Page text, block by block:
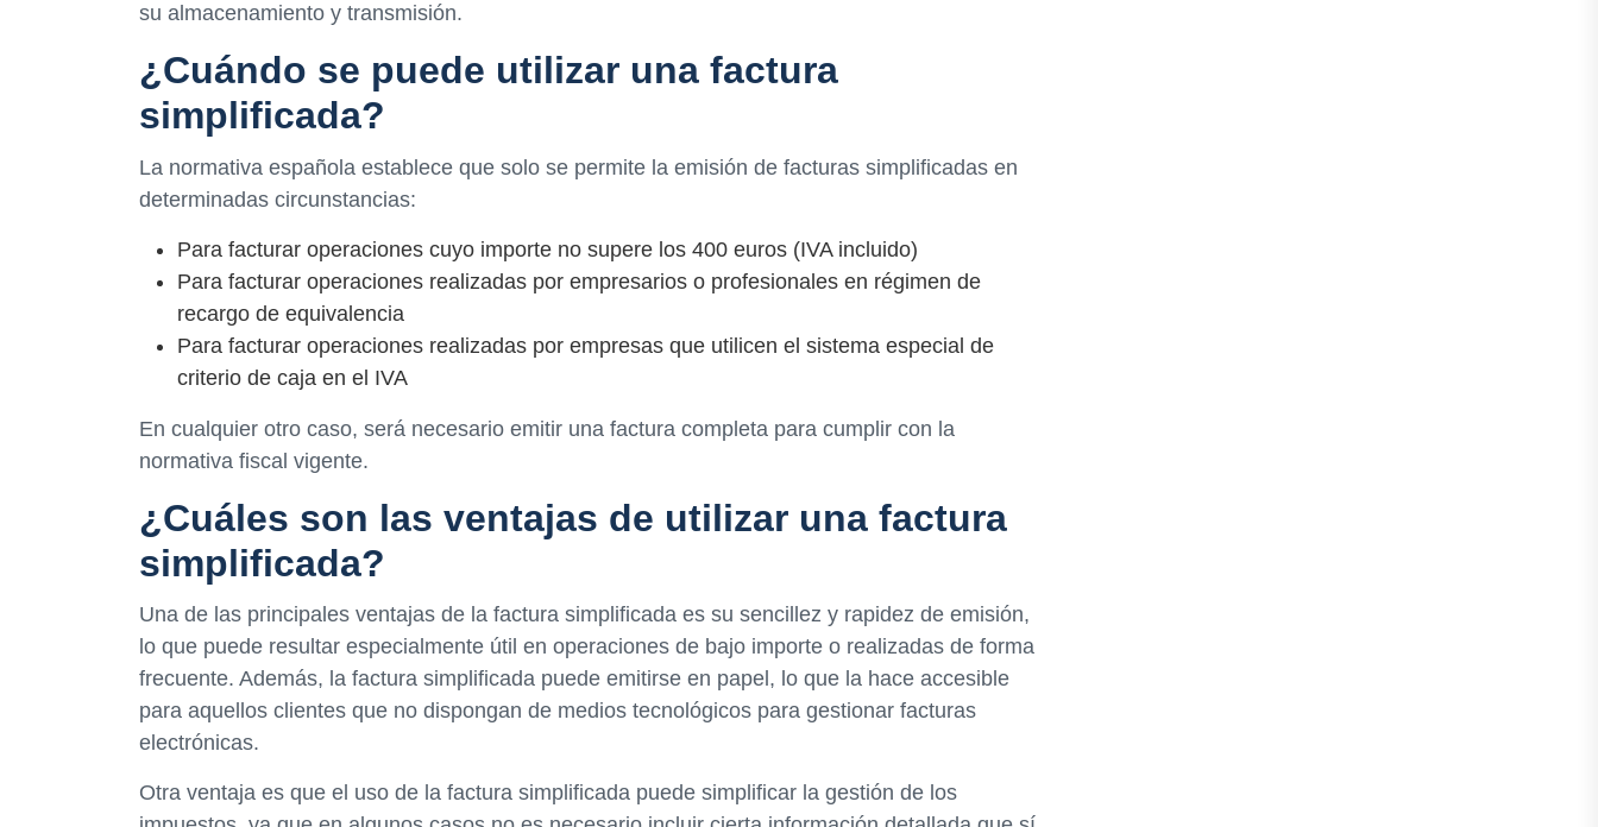
su almacenamiento y transmisión.
¿Cuándo se puede utilizar una factura
simplificada?
La normativa española establece que solo se permite la emisión de facturas simplificadas en
determinadas circunstancias:
Para facturar operaciones cuyo importe no supere los 400 euros (IVA incluido)
Para facturar operaciones realizadas por empresarios o profesionales en régimen de
recargo de equivalencia
Para facturar operaciones realizadas por empresas que utilicen el sistema especial de
criterio de caja en el IVA
En cualquier otro caso, será necesario emitir una factura completa para cumplir con la
normativa fiscal vigente.
¿Cuáles son las ventajas de utilizar una factura
simplificada?
Una de las principales ventajas de la factura simplificada es su sencillez y rapidez de emisión,
lo que puede resultar especialmente útil en operaciones de bajo importe o realizadas de forma
frecuente. Además, la factura simplificada puede emitirse en papel, lo que la hace accesible
para aquellos clientes que no dispongan de medios tecnológicos para gestionar facturas
electrónicas.
Otra ventaja es que el uso de la factura simplificada puede simplificar la gestión de los